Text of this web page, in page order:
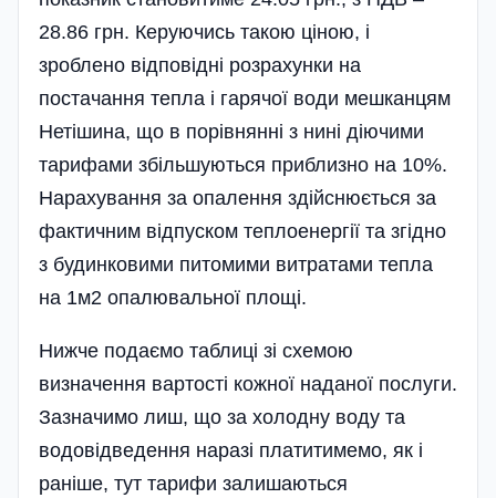
28.86 грн. Керуючись такою ціною, і
зроблено відповідні розрахунки на
постачання тепла і гарячої води мешканцям
Нетішина, що в порівнянні з нині діючими
тарифами збільшуються приблизно на 10%.
Нарахування за опалення здійснюється за
фактичним відпуском теплоенергії та згідно
з будинковими питомими витратами тепла
на 1м2 опалювальної площі.
Нижче подаємо таблиці зі схемою
визначення вартості кожної наданої послуги.
Зазначимо лиш, що за холодну воду та
водовідведення наразі платитимемо, як і
раніше, тут тарифи залишаються